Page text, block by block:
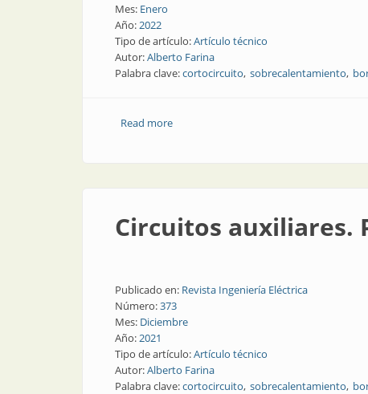
Mes: Enero
Año:2022
Tipo de artículo:Artículo técnico
Autor:Alberto Farina
Palabra clave:cortocircuito sobrecalentamiento
Read moreabout Circuitos auxiliares. Parte 6
Circuitos auxiliares.
Publicado en: Revista Ingeniería Eléctrica
Número:373
Mes: Diciembre
Año:2021
Tipo de artículo:Artículo técnico
Autor:Alberto Farina
Palabra clave:cortocircuito sobrecalentamiento